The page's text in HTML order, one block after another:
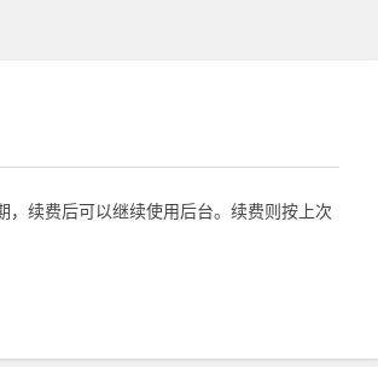
，续费后可以继续使用后台。续费则按上次